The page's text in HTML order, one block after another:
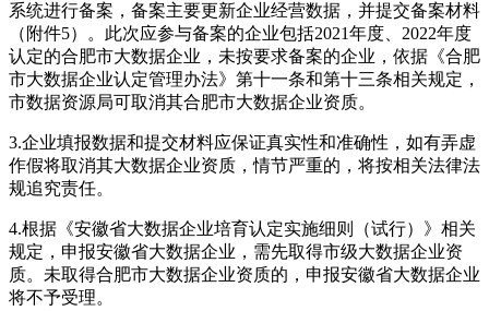
系统进行备案，备案主要更新企业经营数据，并提交备案材料
（附件5）。此次应参与备案的企业包括2021年度、2022年度
认定的合肥市大数据企业，未按要求备案的企业，依据《合肥
市大数据企业认定管理办法》第十一条和第十三条相关规定，
市数据资源局可取消其合肥市大数据企业资质。
3.企业填报数据和提交材料应保证真实性和准确性，如有弄虚
作假将取消其大数据企业资质，情节严重的，将按相关法律法
规追究责任。
4.根据《安徽省大数据企业培育认定实施细则（试行）》相关
规定，申报安徽省大数据企业，需先取得市级大数据企业资
质。未取得合肥市大数据企业资质的，申报安徽省大数据企业
将不予受理。